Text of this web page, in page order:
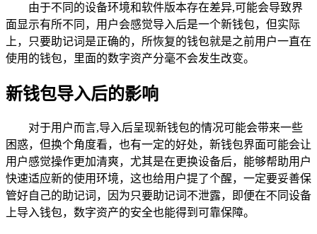
由于不同的设备环境和软件版本存在差异,可能会导致界
面显示有所不同，用户会感觉导入后是一个新钱包，但实际
上，只要助记词是正确的，所恢复的钱包就是之前用户一直在
使用的钱包，里面的数字资产分毫不会发生改变。
新钱包导入后的影响
对于用户而言,导入后呈现新钱包的情况可能会带来一些
困惑，但换个角度看，也有一定的好处，新钱包界面可能会让
用户感觉操作更加清爽，尤其是在更换设备后，能够帮助用户
快速适应新的使用环境，这也给用户提了个醒，一定要妥善保
管好自己的助记词，因为只要助记词不泄露，即便在不同设备
上导入钱包，数字资产的安全也能得到可靠保障。